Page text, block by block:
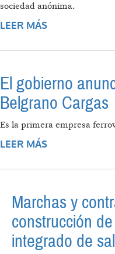
sociedad anónima.
LEER MÁS
El gobierno
Belgrano Cargas
Es la primera empresa
LEER MÁS
Marchas y
construcción
integrado de